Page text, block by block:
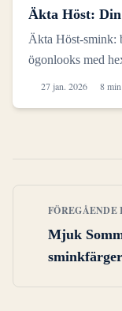
Äkta Höst:
Äkta Höst-smink:
ögonlooks med
27 jan. 2026 8
FÖREGÅENDE
Mjuk
sminkfärger